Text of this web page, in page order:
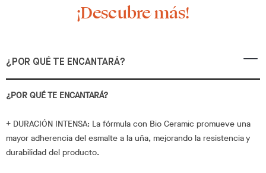
¡Descubre más!
¿POR QUÉ TE ENCANTARÁ?
¿POR QUÉ TE ENCANTARÁ?
+ DURACIÓN INTENSA: La fórmula con Bio Ceramic promueve una
mayor adherencia del esmalte a la uña, mejorando la resistencia y
durabilidad del producto.